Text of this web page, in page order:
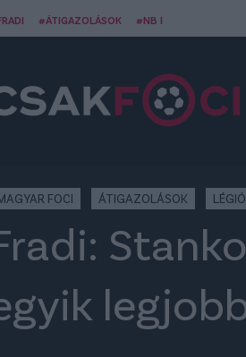
#ÁTIGAZOLÁSOK #NB I
FOCI ÁTIGAZOLÁSOK